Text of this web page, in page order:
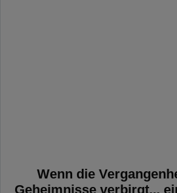
Wenn die
Geheimnisse verbirgt...